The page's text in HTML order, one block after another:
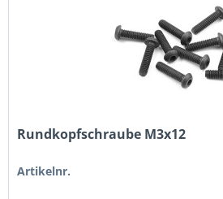
Rundkopfschraube M3x12
Artikelnr.